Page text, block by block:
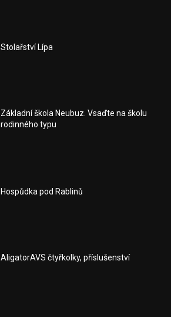
Stolařství Lípa
Základní škola Neubuz. Vsaďte na školu
rodinného typu
Hospůdka pod Rablinů
AligatorAVS čtyřkolky, příslušenství